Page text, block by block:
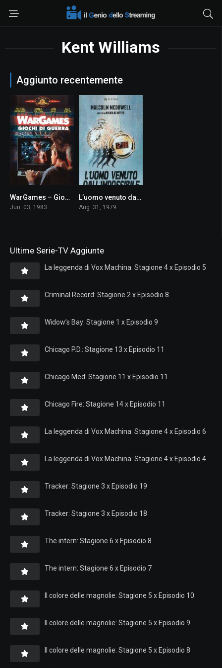
Kent Williams
Aggiunto recentemente
7.1
WarGames – Giochi di guerra
Jun. 03, 1983
7.1L’uomo venuto dall’impossibile
Aug. 31, 1979
Ultime Serie-TV Aggiunte
La leggenda di Vox Machina: Stagione 4 x Episodio 5
Criminal Record: Stagione 2 x Episodio 8
Widow’s Bay: Stagione 1 x Episodio 9
Chicago P.D.: Stagione 13 x Episodio 11
Chicago Med: Stagione 11 x Episodio 11
Chicago Fire: Stagione 14 x Episodio 11
La leggenda di Vox Machina: Stagione 4 x Episodio 6
La leggenda di Vox Machina: Stagione 4 x Episodio 4
Tracker: Stagione 3 x Episodio 19
Tracker: Stagione 3 x Episodio 18
The intern: Stagione 6 x Episodio 8
The intern: Stagione 6 x Episodio 7
Il colore delle magnolie: Stagione 5 x Episodio 10
Il colore delle magnolie: Stagione 5 x Episodio 9
Il colore delle magnolie: Stagione 5 x Episodio 8